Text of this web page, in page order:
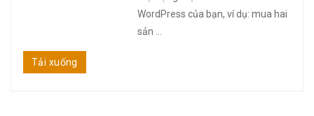
WordPress của bạn, ví dụ: mua hai
sản ...
Tải xuống